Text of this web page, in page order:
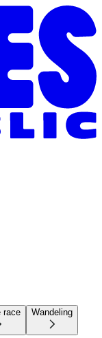
race Wandeling